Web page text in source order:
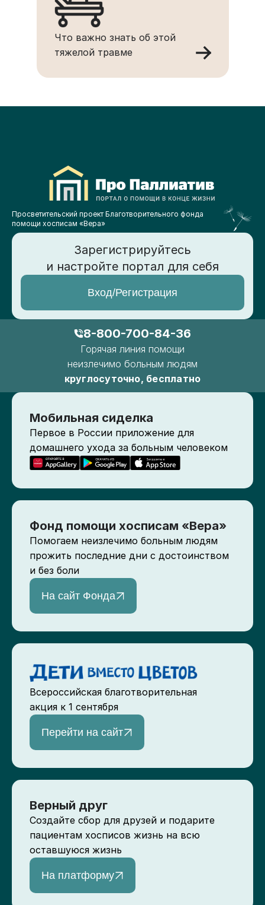
Что важно знать об этой
тяжелой травме
Просветительский проект Благотворительного фонда
помощи хосписам «Вера»
Зарегистрируйтесь
и настройте портал для себя
Вход/Регистрация
8-800-700-84-36
Горячая линия помощи
неизлечимо больным людям
круглосуточно, бесплатно
Мобильная сиделка
Первое в России приложение для
домашнего ухода за больным человеком
Фонд помощи хосписам «Вера»
Помогаем неизлечимо больным людям
прожить последние дни с достоинством
и без боли
На сайт Фонда
Всероссийская благотворительная
акция к 1 сентября
Перейти на сайт
Верный друг
Создайте сбор для друзей и подарите
пациентам хосписов жизнь на всю
оставшуюся жизнь
На платформу